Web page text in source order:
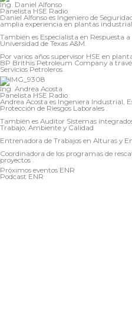
Ing. Daniel Alfonso
Panelista HSE Radio
Daniel Alfonso es Ingeniero de
amplia experiencia en plantas
También es Especialista en Respuesta
Universidad de Texas A&M.
Por varios años supervisor HSE en
BP Brithis Petroleum Company a
Servicios Petroleros.
Ing. Andrea Acosta
Panelista HSE Radio
Andrea Acosta es Ingeniera Industrial,
Protección de Riesgos Laborales .
También es Auditor Sistemas
Trabajo, Ambiente y Calidad
Entrenadora de Trabajos en Alturas y
Coordinadora de los programas de
proyectos .
Próximos eventos ENR
Podcast ENR